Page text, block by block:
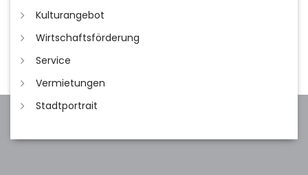
Kulturangebot
Wirtschaftsförderung
Service
Vermietungen
Stadtportrait